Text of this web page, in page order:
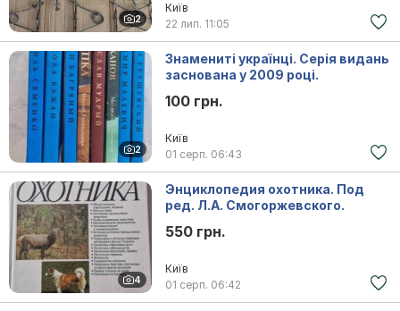
2
Київ
22 лип. 11:05
2
Знамениті українці. Серія видань
заснована у 2009 році.
100 грн.
Київ
01 серп. 06:43
4
Энциклопедия охотника. Под
ред. Л.А. Смогоржевского.
550 грн.
Київ
01 серп. 06:42